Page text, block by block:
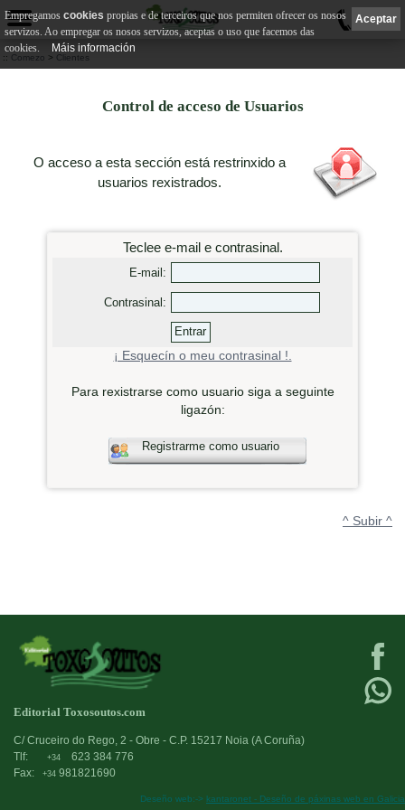
0
:: Comezo > Clientes
Control de acceso de Usuarios
O acceso a esta sección está restrinxido a
usuarios rexistrados.
Teclee e-mail e contrasinal.
E-mail:
Contrasinal:
¡ Esquecín o meu contrasinal !.
Para rexistrarse como usuario siga a seguinte
ligazón:
Registrarme como usuario
^ Subir ^
Editorial Toxosoutos.com
C/ Cruceiro do Rego, 2 - Obre - C.P. 15217 Noia (A Coruña)
Tlf:
+34
623 384 776
Fax:
+34 981821690
Deseño web:-> kantaronet - Deseño de páxinas web en Galicia
Aceptar
Empregamos cookies propias e de terceiros que nos permiten ofrecer os nosos
servizos. Ao empregar os nosos servizos, aceptas o uso que facemos das
cookies.
Máis información